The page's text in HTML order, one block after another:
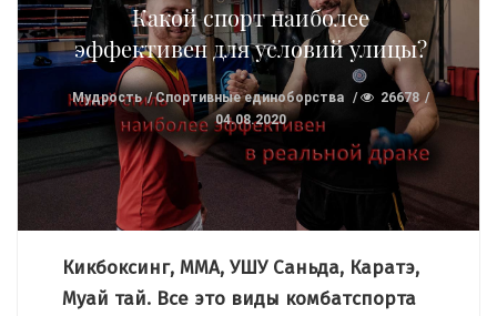
Какой спорт наиболее
эффективен для условий улицы?
Мудрость Спортивные единоборства
26678
04.08.2020
Кикбоксинг, ММА, УШУ Саньда, Каратэ,
Муай тай. Все это виды комбатспорта